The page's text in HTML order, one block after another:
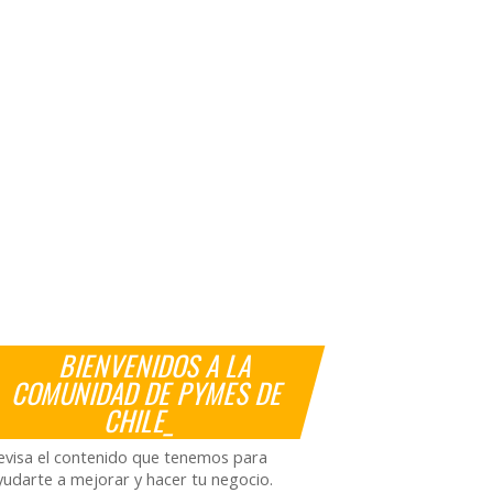
BIENVENIDOS A LA
COMUNIDAD DE PYMES DE
CHILE_
el contenido que tenemos para
a mejorar y hacer tu negocio.